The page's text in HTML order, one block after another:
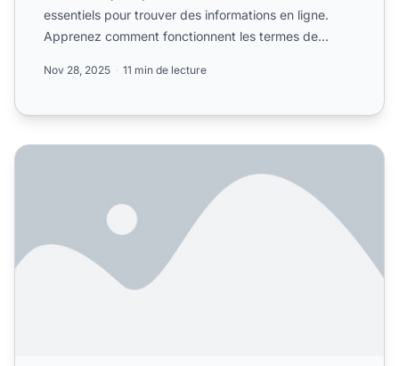
essentiels pour trouver des informations en ligne.
Apprenez comment fonctionnent les termes de
Nov 28, 2025 11 min de lecture
Comment puis-je trouver des termes de recherche ?